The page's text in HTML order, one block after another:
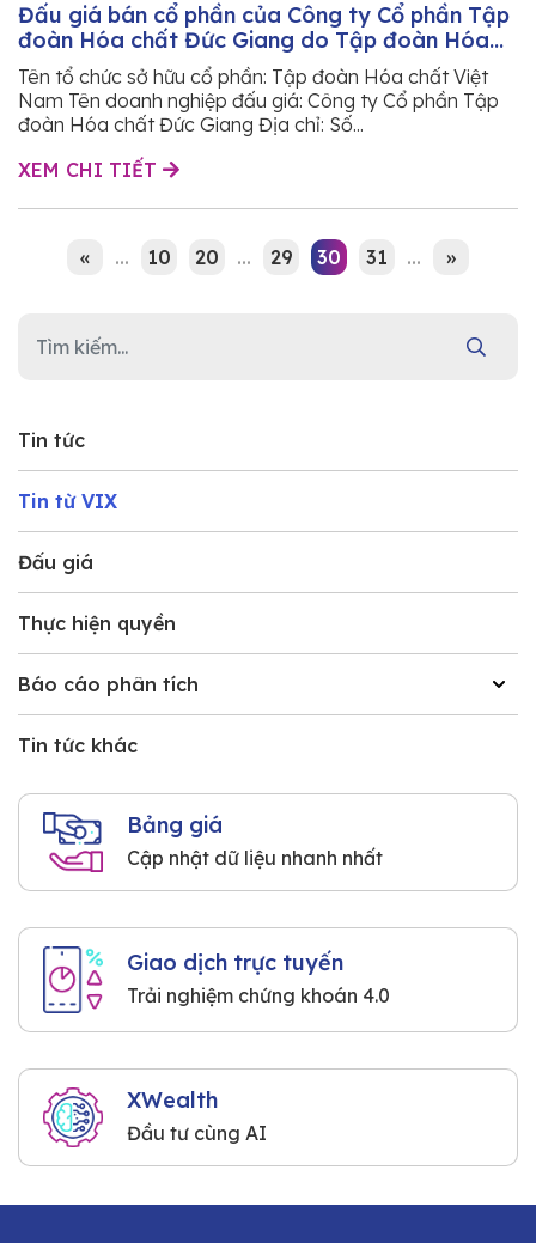
Tin tức
Tin từ VIX
Đấu giá
Thực hiện quyền
Báo cáo phân tích
Tin tức khác
Bảng giá
Cập nhật dữ liệu nhanh nhất
Giao dịch trực tuyến
Trải nghiệm chứng khoán 4.0
XWealth
Đầu tư cùng AI
Đấu giá bán cổ phần của Công ty Cổ phần Tập
đoàn Hóa chất Đức Giang do Tập đoàn Hóa
chất Việt Nam sở hữu
Tên tổ chức sở hữu cổ phần: Tập đoàn Hóa chất Việt
Nam Tên doanh nghiệp đấu giá: Công ty Cổ phần Tập
đoàn Hóa chất Đức Giang Địa chỉ: Số...
XEM CHI TIẾT
« ... 10 20 ... 29 30 31 ... »